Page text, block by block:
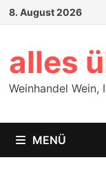
Zum
8. August 2026
alles
Weinhandel Wein,
MENÜ